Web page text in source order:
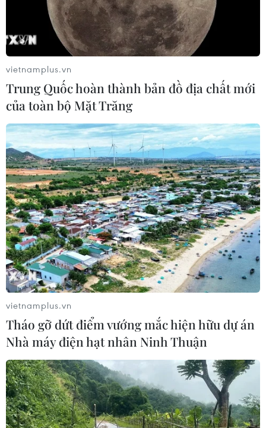
vietnamplus.vn
Trung Quốc hoàn thành bản đồ địa chất mới
của toàn bộ Mặt Trăng
vietnamplus.vn
Tháo gỡ dứt điểm vướng mắc hiện hữu dự án
Nhà máy điện hạt nhân Ninh Thuận